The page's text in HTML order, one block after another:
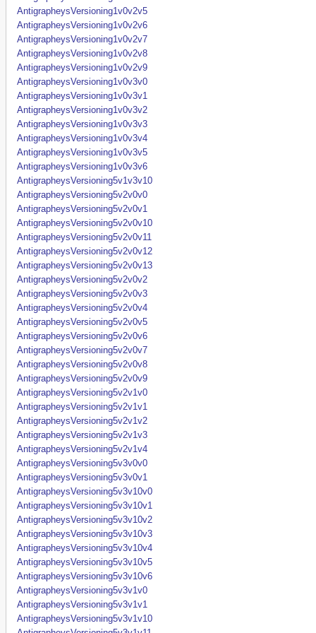
AntigrapheysVersioning1v0v2v5
AntigrapheysVersioning1v0v2v6
AntigrapheysVersioning1v0v2v7
AntigrapheysVersioning1v0v2v8
AntigrapheysVersioning1v0v2v9
AntigrapheysVersioning1v0v3v0
AntigrapheysVersioning1v0v3v1
AntigrapheysVersioning1v0v3v2
AntigrapheysVersioning1v0v3v3
AntigrapheysVersioning1v0v3v4
AntigrapheysVersioning1v0v3v5
AntigrapheysVersioning1v0v3v6
AntigrapheysVersioning5v1v3v10
AntigrapheysVersioning5v2v0v0
AntigrapheysVersioning5v2v0v1
AntigrapheysVersioning5v2v0v10
AntigrapheysVersioning5v2v0v11
AntigrapheysVersioning5v2v0v12
AntigrapheysVersioning5v2v0v13
AntigrapheysVersioning5v2v0v2
AntigrapheysVersioning5v2v0v3
AntigrapheysVersioning5v2v0v4
AntigrapheysVersioning5v2v0v5
AntigrapheysVersioning5v2v0v6
AntigrapheysVersioning5v2v0v7
AntigrapheysVersioning5v2v0v8
AntigrapheysVersioning5v2v0v9
AntigrapheysVersioning5v2v1v0
AntigrapheysVersioning5v2v1v1
AntigrapheysVersioning5v2v1v2
AntigrapheysVersioning5v2v1v3
AntigrapheysVersioning5v2v1v4
AntigrapheysVersioning5v3v0v0
AntigrapheysVersioning5v3v0v1
AntigrapheysVersioning5v3v10v0
AntigrapheysVersioning5v3v10v1
AntigrapheysVersioning5v3v10v2
AntigrapheysVersioning5v3v10v3
AntigrapheysVersioning5v3v10v4
AntigrapheysVersioning5v3v10v5
AntigrapheysVersioning5v3v10v6
AntigrapheysVersioning5v3v1v0
AntigrapheysVersioning5v3v1v1
AntigrapheysVersioning5v3v1v10